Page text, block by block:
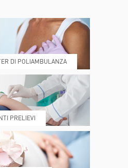
ESAMI E VISITE
MY POLI
DI POLIAMBULANZA
PRELIEVI